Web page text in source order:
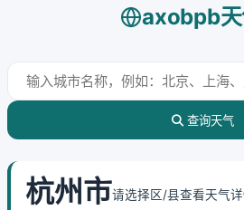
axobpb天
查询天气
杭州市请选择区/县查看天气